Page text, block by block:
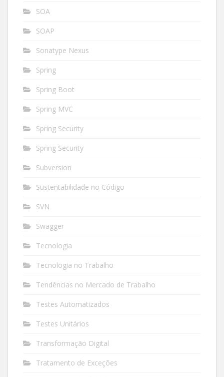
SOA
SOAP
Sonatype Nexus
Spring
Spring Boot
Spring MVC
Spring Security
Spring Security
Subversion
Sustentabilidade no Código
SVN
Swagger
Tecnologia
Tecnologia no Trabalho
Tendências no Mercado de Trabalho
Testes Automatizados
Testes Unitários
Transformação Digital
Tratamento de Exceções